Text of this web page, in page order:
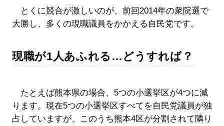
とくに競合が激しいのが、前回2014年の衆院選で
大勝し、多くの現職議員をかかえる自民党です。
現職が1人あふれる…どうすれば？
たとえば熊本県の場合、5つの小選挙区が4つに減
ります。現在5つの小選挙区すべてを自民党議員が独
占していますが、このうち熊本4区が分割されて隣り